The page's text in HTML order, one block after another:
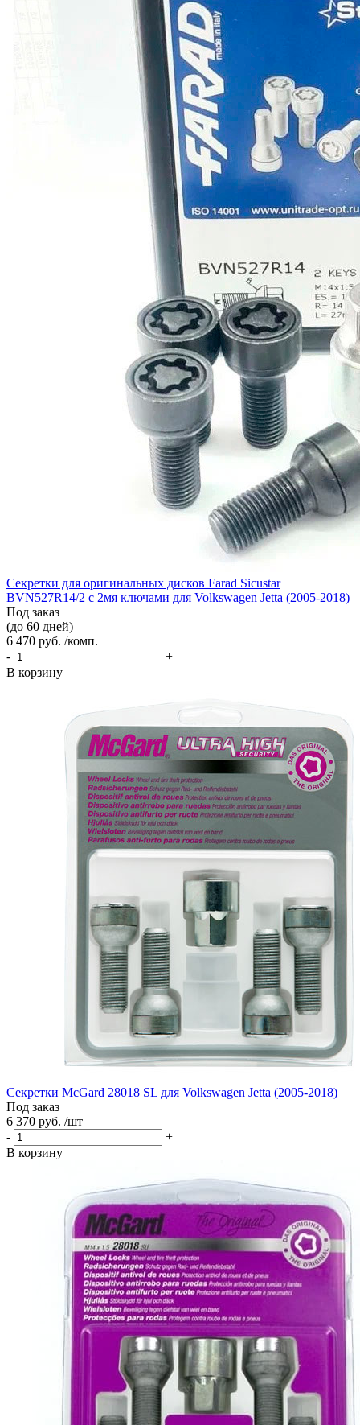
Секретки для оригинальных дисков Farad Sicustar
BVN527R14/2 с 2мя ключами для Volkswagen Jetta (2005-2018)
Под заказ
(до 60 дней)
6 470 руб. /комп.
-
+
В корзину
Секретки McGard 28018 SL для Volkswagen Jetta (2005-2018)
Под заказ
6 370 руб. /шт
-
+
В корзину